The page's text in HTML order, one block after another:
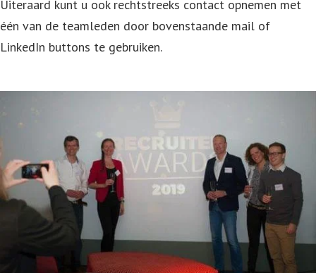
Uiteraard kunt u ook rechtstreeks contact opnemen met
één van de teamleden door bovenstaande mail of
LinkedIn buttons te gebruiken.